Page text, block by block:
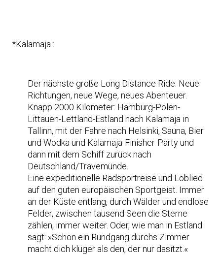
*Kalamaja :
Der nächste große Long Distance Ride. Neue
Richtungen, neue Wege, neues Abenteuer.
Knapp 2000 Kilometer: Hamburg-Polen-
Littauen-Lettland-Estland nach Kalamaja in
Tallinn, mit der Fähre nach Helsinki, Sauna, Bier
und Wodka und Kalamaja-Finisher-Party und
dann mit dem Schiff zurück nach
Deutschland/Travemünde.
Eine expeditionelle Radsportreise und Loblied
auf den guten europäischen Sportgeist. Immer
an der Küste entlang, durch Wälder und endlose
Felder, zwischen tausend Seen die Sterne
zählen, immer weiter. Oder, wie man in Estland
sagt: »Schon ein Rundgang durchs Zimmer
macht dich klüger als den, der nur dasitzt.«